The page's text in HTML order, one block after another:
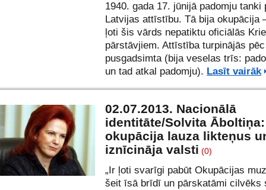
1940. gada 17. jūnijā padomju tanki
Latvijas attīstību. Tā bija okupācija
ļoti šis vārds nepatiktu oficiālās
pārstāvjiem. Attīstība turpinājās
pusgadsimta (bija veselas trīs:
un tad atkal padomju). Lasīt vairāk
02.07.2013. Nacionālā
identitāte/Solvita Āboltiņa:
okupācija lauza likteņus
iznīcināja valsti (0)
„Ir ļoti svarīgi pabūt Okupācijas
šeit īsā brīdī un pārskatāmi cilvēks